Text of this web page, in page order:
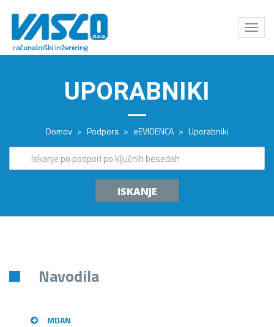
Odpri
meni
UPORABNIKI
Domov > Podpora > eEVIDENCA > Uporabniki
ISKANJE
Navodila
MDAN